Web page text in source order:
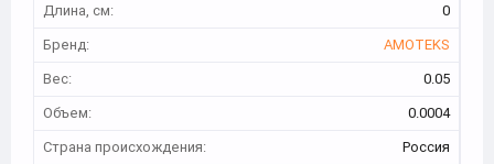
Длина, см:
0
Бренд:
AMOTEKS
Вес:
0.05
Объем:
0.0004
Страна происхождения:
Россия